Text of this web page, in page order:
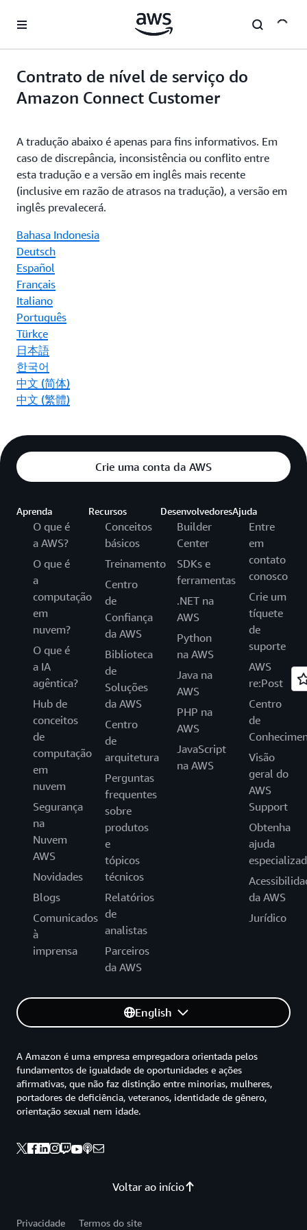
Pular para o conteúdo principal
Contrato de nível de serviço do
Amazon Connect Customer
A tradução abaixo é apenas para fins informativos. Em
caso de discrepância, inconsistência ou conflito entre
esta tradução e a versão em inglês mais recente
(inclusive em razão de atrasos na tradução), a versão em
inglês prevalecerá.
Bahasa Indonesia
Deutsch
Español
Français
Italiano
Português
Türkçe
日本語
한국어
中文 (简体)
中文 (繁體)
Crie uma conta da AWS
Aprenda
O que é
a AWS?
O que é
a
computação
em
nuvem?
O que é
a IA
agêntica?
Hub de
conceitos
de
computação
em
nuvem
Segurança
na
Nuvem
AWS
Novidades
Blogs
Comunicados
à
imprensa
Recursos
Conceitos
básicos
Treinamento
Centro
de
Confiança
da AWS
Biblioteca
de
Soluções
da AWS
Centro
de
arquitetura
Perguntas
frequentes
sobre
produtos
e
tópicos
técnicos
Relatórios
de
analistas
Parceiros
da AWS
Desenvolvedores
Builder
Center
SDKs e
ferramentas
.NET na
AWS
Python
na AWS
Java na
AWS
PHP na
AWS
JavaScript
na AWS
Ajuda
Entre
em
contato
conosco
Crie um
tíquete
de
suporte
AWS
re:Post
Centro
de
Visão
geral do
AWS
Support
Obtenha
ajuda
da AWS
Jurídico
English
Voltar ao início
A Amazon é uma empresa empregadora orientada pelos
fundamentos de igualdade de oportunidades e ações
afirmativas, que não faz distinção entre minorias, mulheres,
portadores de deficiência, veteranos, identidade de gênero,
orientação sexual nem idade.
Privacidade Termos do site